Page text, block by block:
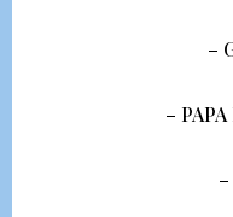
–
–